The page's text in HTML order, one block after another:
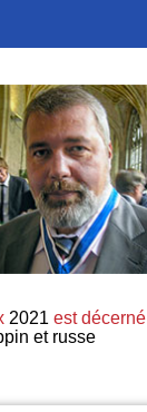
2021 est décerné
et russe